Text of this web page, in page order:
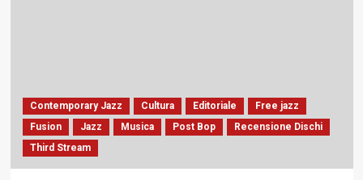
Contemporary Jazz Cultura Editoriale
Free jazz
Fusion
Jazz Musica Post Bop
Recensione Dischi
Third Stream